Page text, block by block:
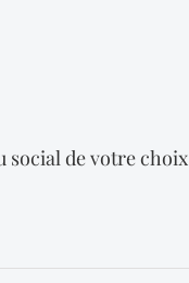
social de votre choix